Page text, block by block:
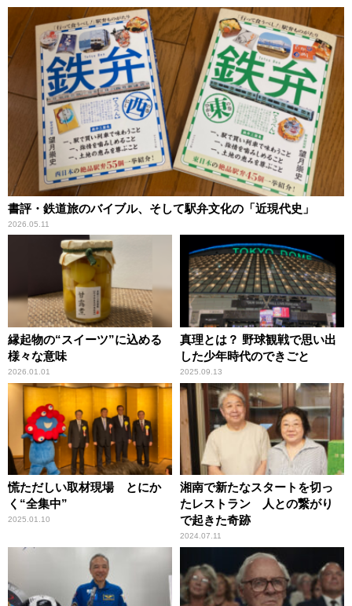
書評・鉄道旅のバイブル、そして駅弁文化の「近現代史」
2026.05.11
縁起物の“スイーツ”に込める
様々な意味
2026.01.01
真理とは？ 野球観戦で思い出
した少年時代のできごと
2025.09.13
慌ただしい取材現場 とにか
く“全集中”
2025.01.10
湘南で新たなスタートを切っ
たレストラン 人との繋がり
で起きた奇跡
2024.07.11